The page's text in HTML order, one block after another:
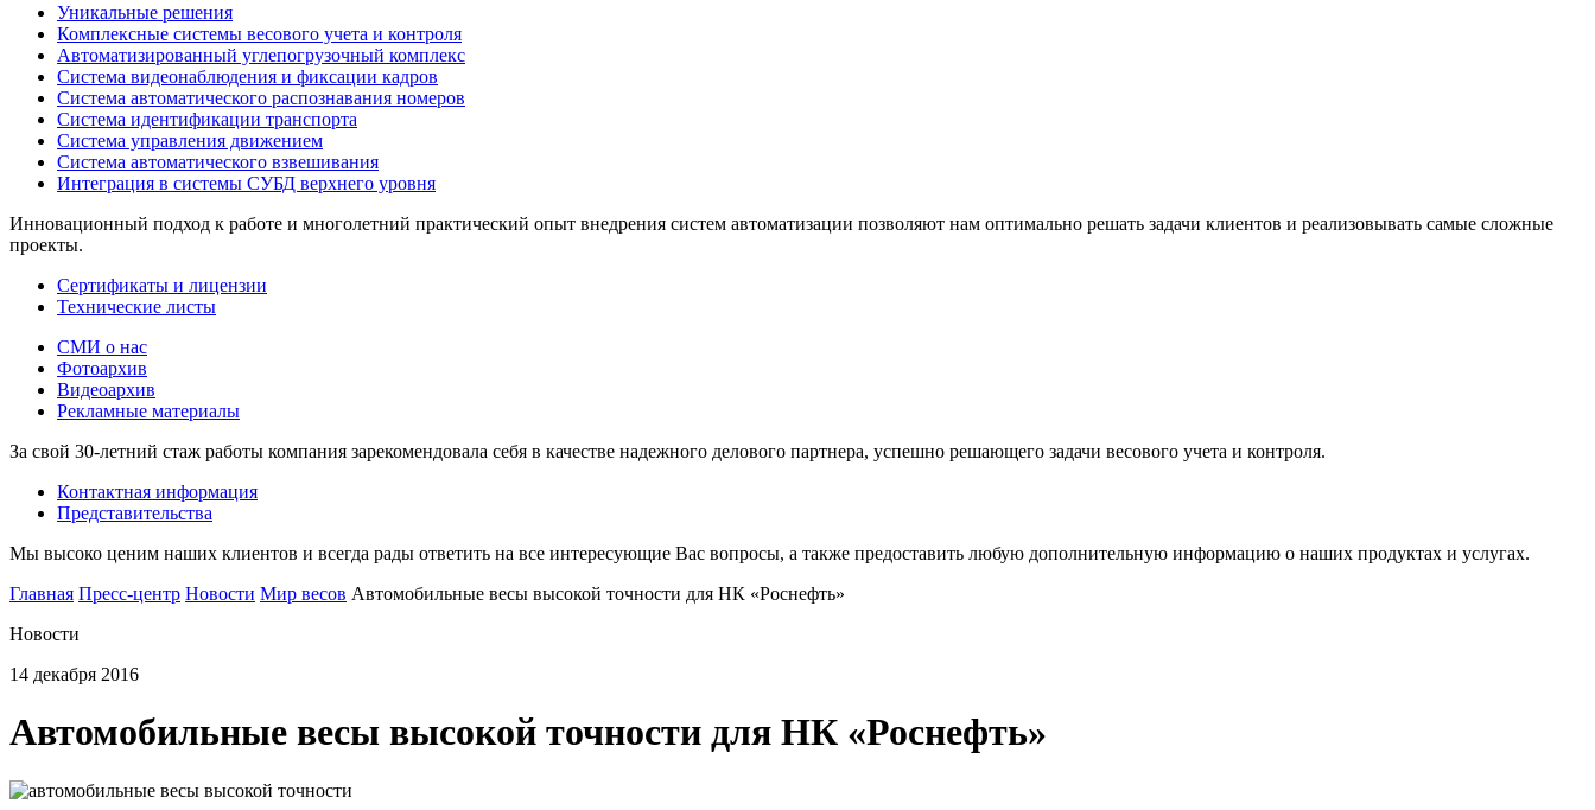
Уникальные решения
Комплексные системы весового учета и контроля
Автоматизированный углепогрузочный комплекс
Система видеонаблюдения и фиксации кадров
Система автоматического распознавания номеров
Система идентификации транспорта
Система управления движением
Система автоматического взвешивания
Интеграция в системы СУБД верхнего уровня
Инновационный подход к работе и многолетний практический опыт внедрения систем автоматизации позволяют нам оптимально решать задачи клиентов и реализовывать самые сложные
проекты.
Сертификаты и лицензии
Технические листы
СМИ о нас
Фотоархив
Видеоархив
Рекламные материалы
За свой 30-летний стаж работы компания зарекомендовала себя в качестве надежного делового партнера, успешно решающего задачи весового учета и контроля.
Контактная информация
Представительства
Мы высоко ценим наших клиентов и всегда рады ответить на все интересующие Вас вопросы, а также предоставить любую дополнительную информацию о наших продуктах и услугах.
Главная Пресс-центр Новости Мир весов Автомобильные весы высокой точности для НК «Роснефть»
Новости
14 декабря 2016
Автомобильные весы высокой точности для НК «Роснефть»